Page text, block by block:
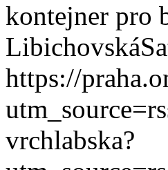
kontejner pro
Libichovská
https://
vrchlabska?